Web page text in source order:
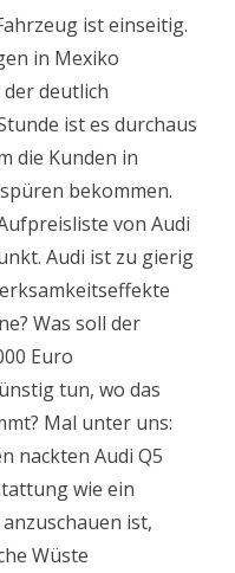
ist einseitig.
in Mexiko
deutlich
ist es durchaus
die Kunden in
bekommen.
von Audi
Audi ist zu gierig
Was soll der
Euro
tun, wo das
Mal unter uns:
nackten Audi Q5
wie ein
ist,
Wüste